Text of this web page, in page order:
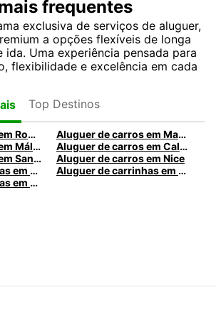
frequentes
exclusiva de serviços de aluguer,
a opções flexíveis de longa
ida. Uma experiência pensada para
flexibilidade e excelência em cada
Top Destinos
Aluguer de carros em Roma
Aluguer de carros em Madrid
Aluguer de carros em Málaga
Aluguer de carros em Caldas da Rainha
Aluguer de carros em Santa Maria da Feira
Aluguer de carros em Nice
Aluguer de carrinhas em Nice
Aluguer de carrinhas em Santa Maria da Feira
Aluguer de carrinhas em Caldas da Rainha